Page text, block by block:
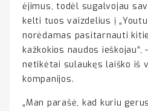
ėjimus, todėl sugalvojau
kelti tuos vaizdelius į
norėdamas pasitarnauti
kažkokios naudos ieškojau“,
netikėtai sulaukęs laiško iš
kompanijos.
„Man parašė, kad kuriu